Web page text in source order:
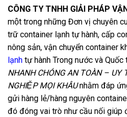
CÔNG TY TNHH GIẢI PHÁP
một trong những Đơn vị chuyên
trữ container lạnh tự hành, cấp
nông sản, vận chuyển container
lạnh tự hành Trong nước và Quốc
NHANH CHÓNG AN TOÀN – UY
NGHIỆP MỌI KHÂUnhằm đáp
gửi hàng lẻ/hàng nguyên
đó đóng vai trò như cầu nối giúp